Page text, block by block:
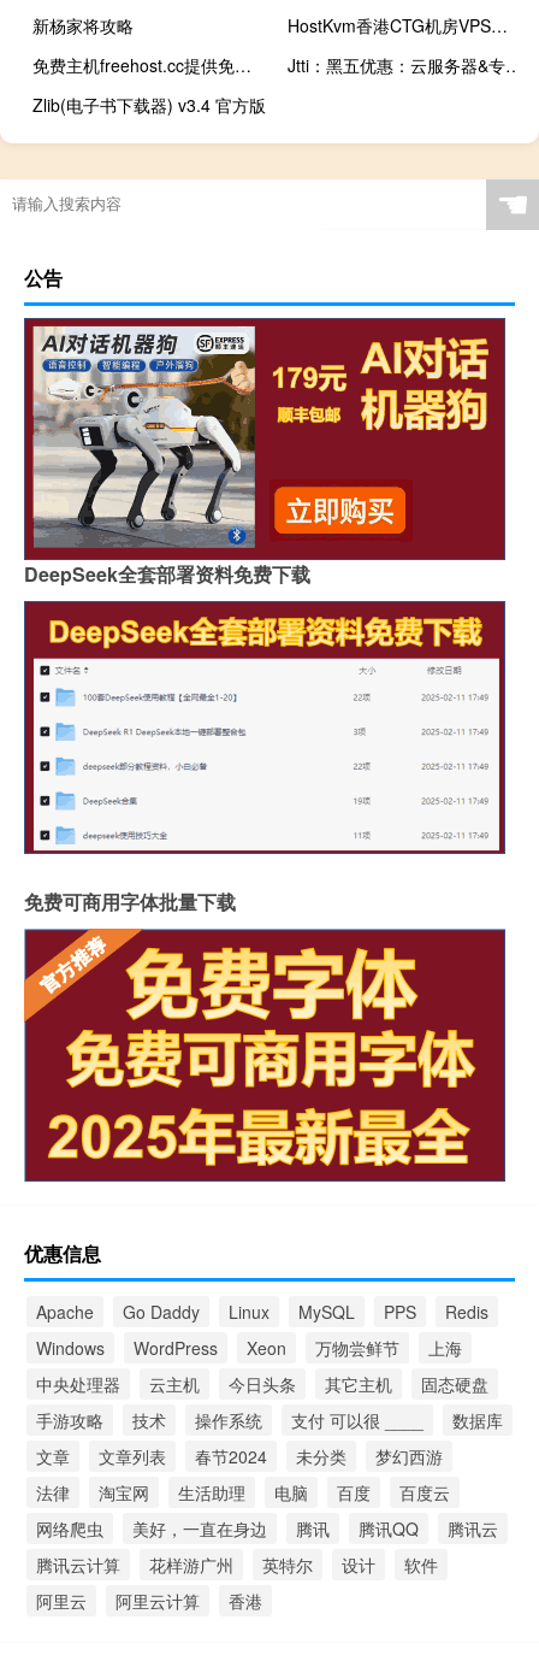
新杨家将攻略
HostKvm香港CTG机房VPS上线：1Gbps国际或300Mbps内地优化线路，6.8美元/月起，支持支付宝/Paypal
免费主机freehost.cc提供免费建站虚拟主机空间服务
Jtti：黑五优惠：云服务器&专用服务器最高立减82%，1C1G5M不限流云主机低至$1.8/月，$22.16/年
Zlib(电子书下载器) v3.4 官方版
☚
公告
DeepSeek全套部署资料免费下载
免费可商用字体批量下载
优惠信息
Apache Go Daddy Linux MySQL PPS
Redis
Windows
WordPress Xeon 万物尝鲜节
上海
中央处理器
云主机 今日头条 其它主机
固态硬盘
手游攻略
技术 操作系统 支付 可以很 ____
数据库
文章
文章列表 春节2024 未分类
梦幻西游
法律
淘宝网 生活助理 电脑 百度
百度云
网络爬虫
美好，一直在身边 腾讯 腾讯QQ
腾讯云
腾讯云计算
花样游广州 英特尔 设计
软件
阿里云
阿里云计算 香港